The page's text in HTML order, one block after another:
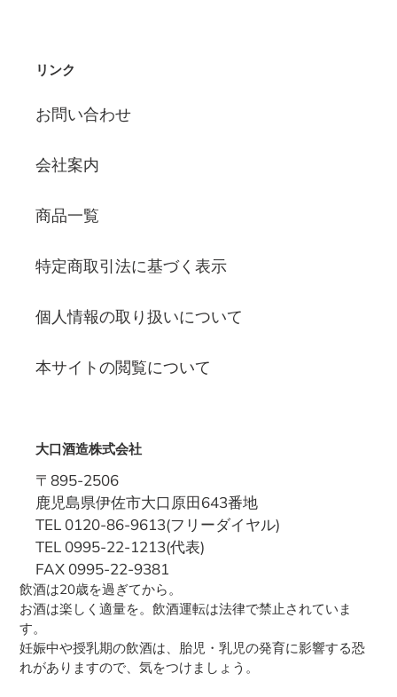
リンク
お問い合わせ
会社案内
商品一覧
特定商取引法に基づく表示
個人情報の取り扱いについて
本サイトの閲覧について
大口酒造株式会社
〒895-2506
鹿児島県伊佐市大口原田643番地
TEL 0120-86-9613(フリーダイヤル)
TEL 0995-22-1213(代表)
FAX 0995-22-9381
飲酒は20歳を過ぎてから。
お酒は楽しく適量を。飲酒運転は法律で禁止されていま
す。
妊娠中や授乳期の飲酒は、胎児・乳児の発育に影響する恐
れがありますので、気をつけましょう。